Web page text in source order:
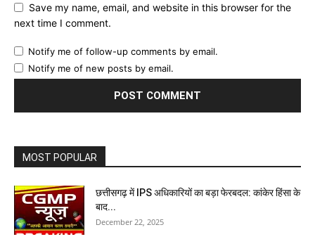
Save my name, email, and website in this browser for the
next time I comment.
Notify me of follow-up comments by email.
Notify me of new posts by email.
MOST POPULAR
छत्तीसगढ़ में IPS अधिकारियों का बड़ा फेरबदल: कांकेर हिंसा के
बाद...
December 22, 2025